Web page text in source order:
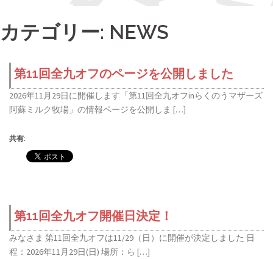
カテゴリー: NEWS
第11回全九オフのページを公開しました
2026年11月29日に開催します「第11回全九オフinらくのうマザーズ
阿蘇ミルク牧場」の情報ページを公開しま […]
共有:
第11回全九オフ開催日決定！
みなさま 第11回全九オフは11/29（日）に開催が決定しました 日
程：2026年11月29日(日) 場所：ら […]